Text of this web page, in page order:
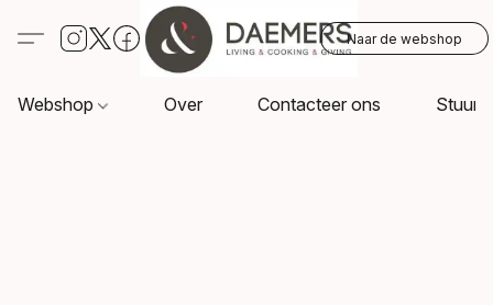
Naar de webshop
Webshop Over Contacteer ons Stuur